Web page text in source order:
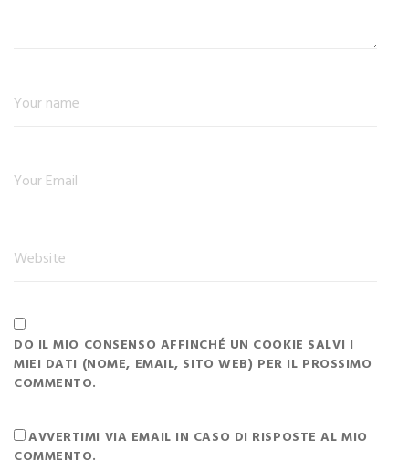
DO IL MIO CONSENSO AFFINCHÉ UN COOKIE SALVI I
MIEI DATI (NOME, EMAIL, SITO WEB) PER IL PROSSIMO
COMMENTO.
AVVERTIMI VIA EMAIL IN CASO DI RISPOSTE AL MIO
COMMENTO.